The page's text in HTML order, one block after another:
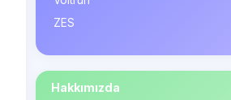
ZES
Hakkımızda